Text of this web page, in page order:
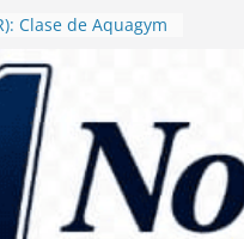
Clase de Aquagym
ordenó
de alimentos con
en escuelas
Daniel Rossi
Centro de Salud
II
campaña para